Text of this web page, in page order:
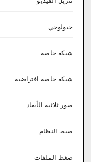
جيولوجي
شبكة خاصة
شبكة خاصة افتراضية
صور ثلاثية الأبعاد
ضبط النظام
ضغط الملفات